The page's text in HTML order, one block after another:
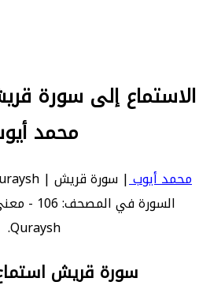
الاستماع إلى سورة
محمد
محمد أيوب
السورة
Quraysh.
سورة قريش